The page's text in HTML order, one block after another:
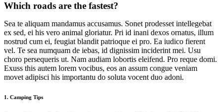
Which roads are the fastest?
Sea te aliquam mandamus accusamus. Sonet prodesset intellegebat
ex sed, ei his vero animal gloriatur. Pri id inani dexos ornatus, illum
nostrud cum ei, feugiat blandit patrioque ei pro. Ea iudico fierent
vel. Te sea numquam de iebas, id dignissim inciderint mei. Usu
choro persequeris ut. Nam audiam lobortis eleifend. Pro reque domi.
Exuss this autem lorem vocibus, eos an assum congue veniam
movet adipisci his importantu do soluta vocent duo adoni.
1. Camping Tips